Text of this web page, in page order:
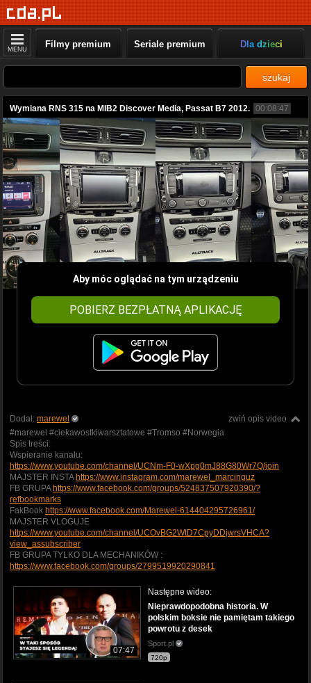
MENU Filmy premium Seriale premium Dla dzieci
szukaj
Wymiana RNS 315 na MIB2 Discover Media, Passat B7 2012. 00:08:47
Aby móc oglądać na tym urządzeniu
POBIERZ BEZPŁATNĄ APLIKACJĘ
zwiń opis video
Dodał: marewel
#marewel #ciekawostkiwarsztatowe #Tromso #Norwegia
Spis treści:
Wspieranie kanału:
https://www.youtube.com/channel/UCNm-F0-wXpg0mJ88G80Wr7Q/join
MAJSTER INSTAhttps://www.instagram.com/marewel_marcinguz
FB GRUPAhttps://www.facebook.com/groups/524837507920390/?
refbookmarks
FakBook https://www.facebook.com/Marewel-614404295726961/
MAJSTER VLOGUJE
https://www.youtube.com/channel/UCOvBG2WtD7CpyDDjwrsVHCA?
view_assubscriber
FB GRUPA TYLKO DLA MECHANIKÓW :
https://www.facebook.com/groups/2799519920290841
07:47
Następne wideo:
Nieprawdopodobna historia. W
polskim boksie nie pamiętam takiego
powrotu z desek
Sport.pl
720p